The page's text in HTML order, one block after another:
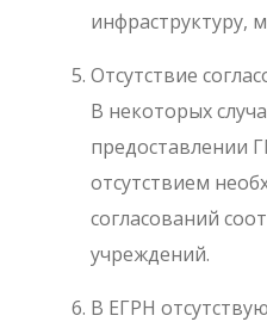
инфраструктуру,
Отсутствие
В некоторых
предоставлении
отсутствием
согласований
учреждений.
В ЕГРН